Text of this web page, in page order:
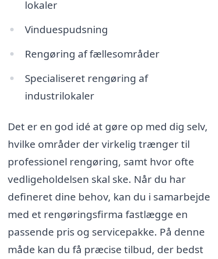
lokaler
Vinduespudsning
Rengøring af fællesområder
Specialiseret rengøring af
industrilokaler
Det er en god idé at gøre op med dig selv,
hvilke områder der virkelig trænger til
professionel rengøring, samt hvor ofte
vedligeholdelsen skal ske. Når du har
defineret dine behov, kan du i samarbejde
med et rengøringsfirma fastlægge en
passende pris og servicepakke. På denne
måde kan du få præcise tilbud, der bedst